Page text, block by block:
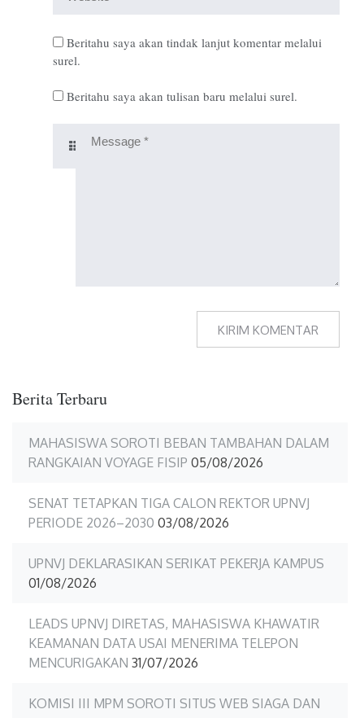
Beritahu saya akan tindak lanjut komentar melalui
surel.
Beritahu saya akan tulisan baru melalui surel.
Berita Terbaru
MAHASISWA SOROTI BEBAN TAMBAHAN DALAM
RANGKAIAN VOYAGE FISIP 05/08/2026
SENAT TETAPKAN TIGA CALON REKTOR UPNVJ
PERIODE 2026–2030 03/08/2026
UPNVJ DEKLARASIKAN SERIKAT PEKERJA KAMPUS
01/08/2026
LEADS UPNVJ DIRETAS, MAHASISWA KHAWATIR
KEAMANAN DATA USAI MENERIMA TELEPON
MENCURIGAKAN 31/07/2026
KOMISI III MPM SOROTI SITUS WEB SIAGA DAN